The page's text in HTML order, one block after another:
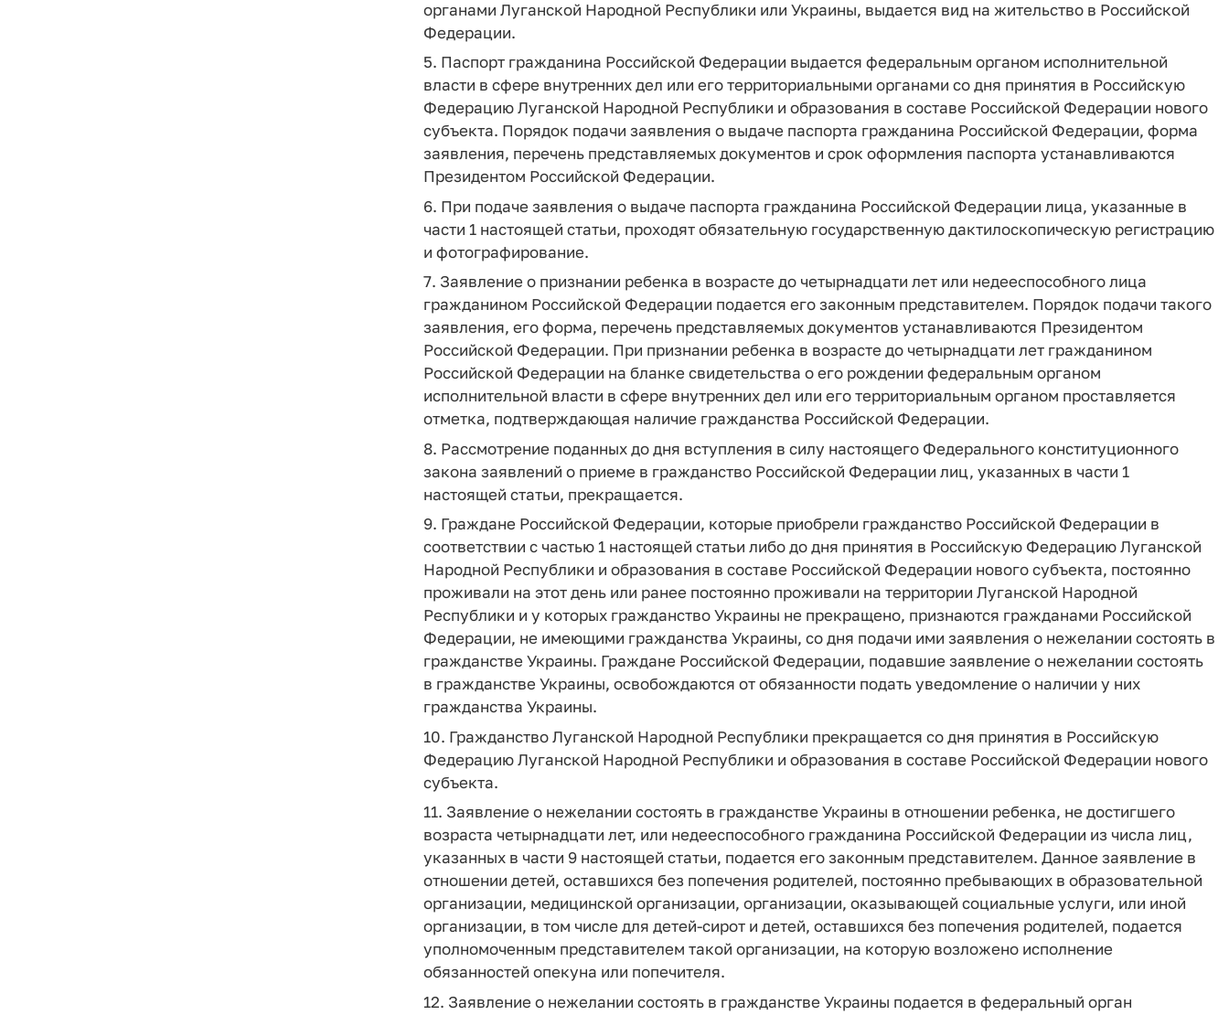
органами Луганской Народной Республики или Украины, выдается вид на жительство в Российской
Федерации.
5. Паспорт гражданина Российской Федерации выдается федеральным органом исполнительной
власти в сфере внутренних дел или его территориальными органами со дня принятия в Российскую
Федерацию Луганской Народной Республики и образования в составе Российской Федерации нового
субъекта. Порядок подачи заявления о выдаче паспорта гражданина Российской Федерации, форма
заявления, перечень представляемых документов и срок оформления паспорта устанавливаются
Президентом Российской Федерации.
6. При подаче заявления о выдаче паспорта гражданина Российской Федерации лица, указанные в
части 1 настоящей статьи, проходят обязательную государственную дактилоскопическую регистрацию
и фотографирование.
7. Заявление о признании ребенка в возрасте до четырнадцати лет или недееспособного лица
гражданином Российской Федерации подается его законным представителем. Порядок подачи такого
заявления, его форма, перечень представляемых документов устанавливаются Президентом
Российской Федерации. При признании ребенка в возрасте до четырнадцати лет гражданином
Российской Федерации на бланке свидетельства о его рождении федеральным органом
исполнительной власти в сфере внутренних дел или его территориальным органом проставляется
отметка, подтверждающая наличие гражданства Российской Федерации.
8. Рассмотрение поданных до дня вступления в силу настоящего Федерального конституционного
закона заявлений о приеме в гражданство Российской Федерации лиц, указанных в части 1
настоящей статьи, прекращается.
9. Граждане Российской Федерации, которые приобрели гражданство Российской Федерации в
соответствии с частью 1 настоящей статьи либо до дня принятия в Российскую Федерацию Луганской
Народной Республики и образования в составе Российской Федерации нового субъекта, постоянно
проживали на этот день или ранее постоянно проживали на территории Луганской Народной
Республики и у которых гражданство Украины не прекращено, признаются гражданами Российской
Федерации, не имеющими гражданства Украины, со дня подачи ими заявления о нежелании состоять в
гражданстве Украины. Граждане Российской Федерации, подавшие заявление о нежелании состоять
в гражданстве Украины, освобождаются от обязанности подать уведомление о наличии у них
гражданства Украины.
10. Гражданство Луганской Народной Республики прекращается со дня принятия в Российскую
Федерацию Луганской Народной Республики и образования в составе Российской Федерации нового
субъекта.
11. Заявление о нежелании состоять в гражданстве Украины в отношении ребенка, не достигшего
возраста четырнадцати лет, или недееспособного гражданина Российской Федерации из числа лиц,
указанных в части 9 настоящей статьи, подается его законным представителем. Данное заявление в
отношении детей, оставшихся без попечения родителей, постоянно пребывающих в образовательной
организации, медицинской организации, организации, оказывающей социальные услуги, или иной
организации, в том числе для детей-сирот и детей, оставшихся без попечения родителей, подается
уполномоченным представителем такой организации, на которую возложено исполнение
обязанностей опекуна или попечителя.
12. Заявление о нежелании состоять в гражданстве Украины подается в федеральный орган